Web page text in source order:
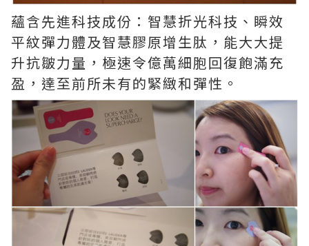
蘊含先進科技成份：智慧折光科技、瞬效
平紋彈力體及智慧膠原增生肽，能大大提
升抗皺力量，極速令億萬細胞回復飽滿充
盈，達至前所未有的緊緻和彈性。